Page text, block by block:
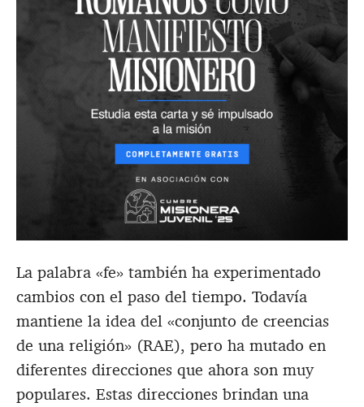
La palabra «fe» también ha experimentado
cambios con el paso del tiempo. Todavía
mantiene la idea del «conjunto de creencias
de una religión» (RAE), pero ha mutado en
diferentes direcciones que ahora son muy
populares. Estas direcciones brindan una